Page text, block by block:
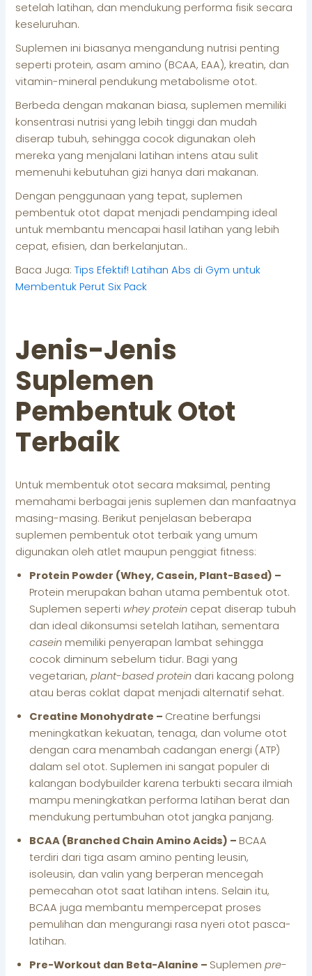
setelah latihan, dan mendukung performa fisik secara
keseluruhan.
Suplemen ini biasanya mengandung nutrisi penting
seperti protein, asam amino (BCAA, EAA), kreatin, dan
vitamin-mineral pendukung metabolisme otot.
Berbeda dengan makanan biasa, suplemen memiliki
konsentrasi nutrisi yang lebih tinggi dan mudah
diserap tubuh, sehingga cocok digunakan oleh
mereka yang menjalani latihan intens atau sulit
memenuhi kebutuhan gizi hanya dari makanan.
Dengan penggunaan yang tepat, suplemen
pembentuk otot dapat menjadi pendamping ideal
untuk membantu mencapai hasil latihan yang lebih
cepat, efisien, dan berkelanjutan..
Baca Juga:Tips Efektif! Latihan Abs di Gym untuk
Membentuk Perut Six Pack
Jenis-Jenis
Suplemen
Pembentuk Otot
Terbaik
Untuk membentuk otot secara maksimal, penting
memahami berbagai jenis suplemen dan manfaatnya
masing-masing. Berikut penjelasan beberapa
suplemen pembentuk otot terbaik yang umum
digunakan oleh atlet maupun penggiat fitness:
Protein Powder (Whey, Casein, Plant-Based) –
Protein merupakan bahan utama pembentuk otot.
Suplemen seperti whey protein cepat diserap tubuh
dan ideal dikonsumsi setelah latihan, sementara
casein memiliki penyerapan lambat sehingga
cocok diminum sebelum tidur. Bagi yang
vegetarian,plant-based protein dari kacang polong
atau beras coklat dapat menjadi alternatif sehat.
Creatine Monohydrate – Creatine berfungsi
meningkatkan kekuatan, tenaga, dan volume otot
dengan cara menambah cadangan energi (ATP)
dalam sel otot. Suplemen ini sangat populer di
kalangan bodybuilder karena terbukti secara ilmiah
mampu meningkatkan performa latihan berat dan
mendukung pertumbuhan otot jangka panjang.
BCAA (Branched Chain Amino Acids) – BCAA
terdiri dari tiga asam amino penting leusin,
isoleusin, dan valin yang berperan mencegah
pemecahan otot saat latihan intens. Selain itu,
BCAA juga membantu mempercepat proses
pemulihan dan mengurangi rasa nyeri otot pasca-
latihan.
Pre-Workout dan Beta-Alanine – Suplemenpre-